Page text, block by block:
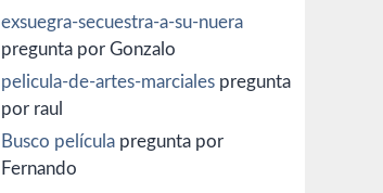
exsuegra-secuestra-a-su-nuera
pregunta por Gonzalo
pelicula-de-artes-marciales pregunta
por raul
Busco película pregunta por
Fernando